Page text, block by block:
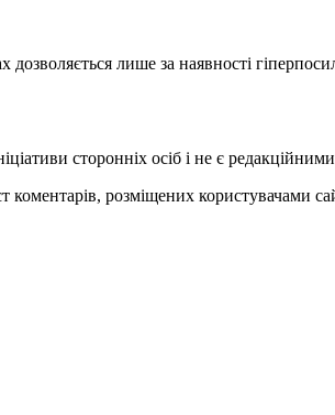
лише за наявності
сторонніх осіб і не є
розміщених користувачами